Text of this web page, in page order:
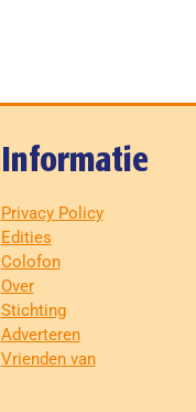
Informatie
Privacy Policy
Edities
Colofon
Over
Stichting
Adverteren
Vrienden van